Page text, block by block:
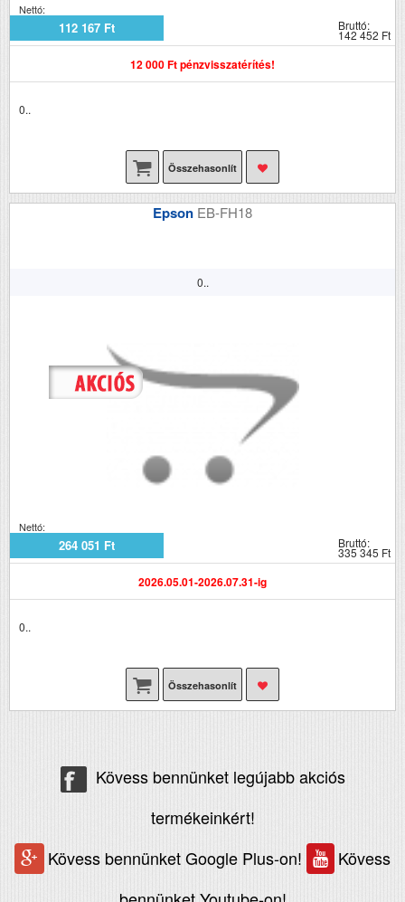
Nettó:
112 167 Ft Bruttó:
142 452 Ft
12 000 Ft pénzvisszatérítés!
0..
Összehasonlít
Epson EB-FH18
0..
Nettó:
264 051 Ft Bruttó:
335 345 Ft
2026.05.01-2026.07.31-ig
0..
Összehasonlít
Kövess bennünket legújabb akciós
termékeinkért!
Kövess bennünket Google Plus-on!
Kövess